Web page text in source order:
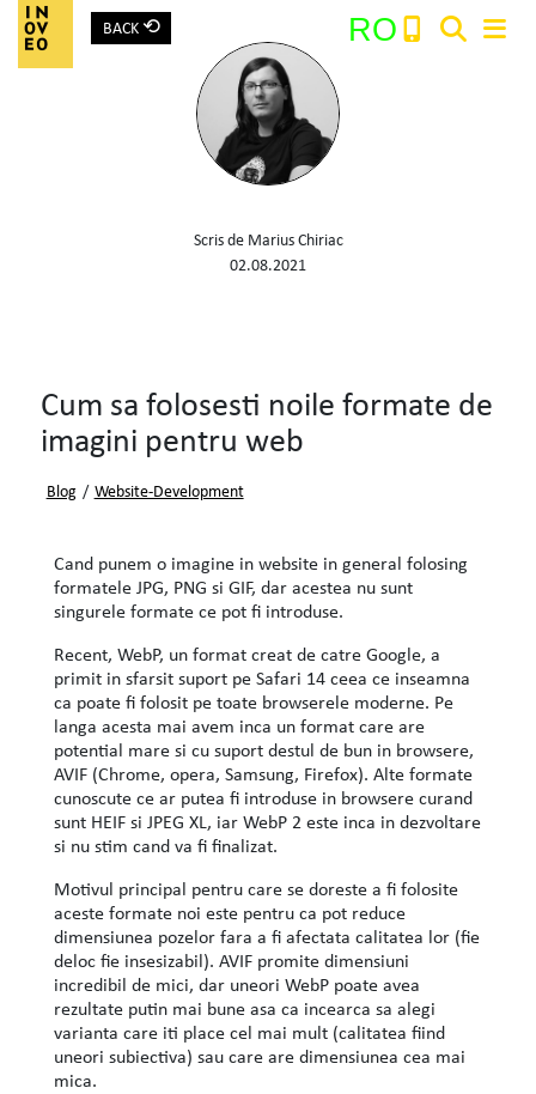
Main Navigation
BACK ⟲ RO
Search:
Scris de Marius Chiriac
02.08.2021
Cum sa folosesti noile formate de
imagini pentru web
Blog / Website-Development
Cand punem o imagine in website in general folosing
formatele JPG, PNG si GIF, dar acestea nu sunt
singurele formate ce pot fi introduse.
Recent, WebP, un format creat de catre Google, a
primit in sfarsit suport pe Safari 14 ceea ce inseamna
ca poate fi folosit pe toate browserele moderne. Pe
langa acesta mai avem inca un format care are
potential mare si cu suport destul de bun in browsere,
AVIF (Chrome, opera, Samsung, Firefox). Alte formate
cunoscute ce ar putea fi introduse in browsere curand
sunt HEIF si JPEG XL, iar WebP 2 este inca in dezvoltare
si nu stim cand va fi finalizat.
Motivul principal pentru care se doreste a fi folosite
aceste formate noi este pentru ca pot reduce
dimensiunea pozelor fara a fi afectata calitatea lor (fie
deloc fie insesizabil). AVIF promite dimensiuni
incredibil de mici, dar uneori WebP poate avea
rezultate putin mai bune asa ca incearca sa alegi
varianta care iti place cel mai mult (calitatea fiind
uneori subiectiva) sau care are dimensiunea cea mai
mica.